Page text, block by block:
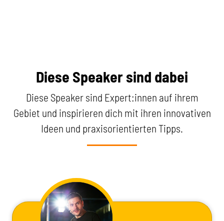
Diese Speaker sind dabei
Diese Speaker sind Expert:innen auf ihrem
Gebiet und inspirieren dich mit ihren innovativen
Ideen und praxisorientierten Tipps.